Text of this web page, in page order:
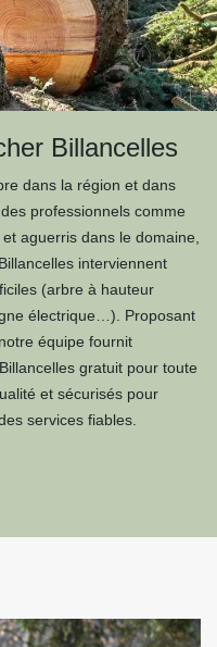
Billancelles
dans la région et dans
professionnels comme
aguerris dans le domaine,
interviennent
(arbre à hauteur
électrique…). Proposant
équipe fournit
gratuit pour toute
et sécurisés pour
services fiables.